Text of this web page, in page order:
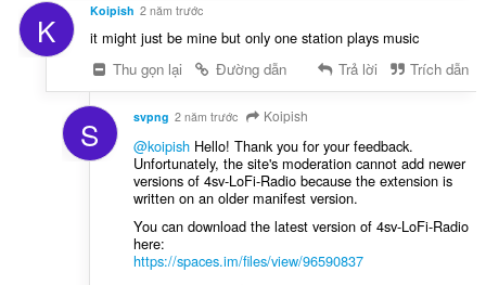
K Koipish 2 năm trước
it might just be mine but only one station plays music
Thu gọn lại
Đường dẫn Trả lời Trích dẫn
S svpng 2 năm trước Koipish
@koipishHello! Thank you for your feedback.
Unfortunately, the site's moderation cannot add newer
versions of 4sv-LoFi-Radio because the extension is
written on an older manifest version.
You can download the latest version of 4sv-LoFi-Radio
here:
https://spaces.im/files/view/96590837